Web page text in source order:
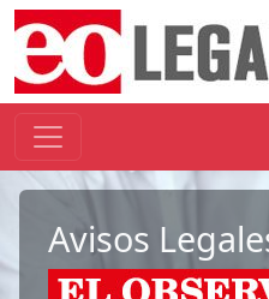
Avisos